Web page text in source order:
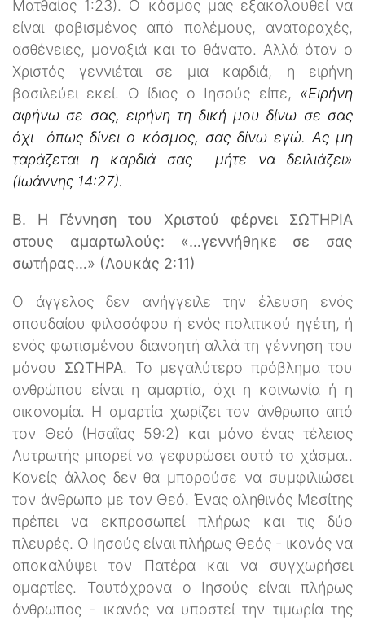
Ματθαίος 1:23). Ο κόσμος μας εξακολουθεί να
είναι φοβισμένος από πολέμους, αναταραχές,
ασθένειες, μοναξιά και το θάνατο. Αλλά όταν ο
Χριστός γεννιέται σε μια καρδιά, η ειρήνη
βασιλεύει εκεί. Ο ίδιος ο Ιησούς είπε, «Ειρήνη
αφήνω σε σας, ειρήνη τη δική μου δίνω σε σας
όχι όπως δίνει ο κόσμος, σας δίνω εγώ. Ας μη
ταράζεται η καρδιά σας μήτε να δειλιάζει»
(Ιωάννης 14:27).
Β. Η Γέννηση του Χριστού φέρνει ΣΩΤΗΡΙΑ
στους αμαρτωλούς: «…γεννήθηκε σε σας
σωτήρας…» (Λουκάς 2:11)
Ο άγγελος δεν ανήγγειλε την έλευση ενός
σπουδαίου φιλοσόφου ή ενός πολιτικού ηγέτη, ή
ενός φωτισμένου διανοητή αλλά τη γέννηση του
μόνου ΣΩΤΗΡΑ. Το μεγαλύτερο πρόβλημα του
ανθρώπου είναι η αμαρτία, όχι η κοινωνία ή η
οικονομία. Η αμαρτία χωρίζει τον άνθρωπο από
τον Θεό (Ησαΐας 59:2) και μόνο ένας τέλειος
Λυτρωτής μπορεί να γεφυρώσει αυτό το χάσμα..
Κανείς άλλος δεν θα μπορούσε να συμφιλιώσει
τον άνθρωπο με τον Θεό. Ένας αληθινός Μεσίτης
πρέπει να εκπροσωπεί πλήρως και τις δύο
πλευρές. Ο Ιησούς είναι πλήρως Θεός - ικανός να
αποκαλύψει τον Πατέρα και να συγχωρήσει
αμαρτίες. Ταυτόχρονα ο Ιησούς είναι πλήρως
άνθρωπος - ικανός να υποστεί την τιμωρία της